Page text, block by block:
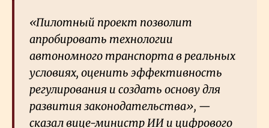
«Пилотный проект позволит
апробировать технологии
автономного транспорта в реальных
условиях, оценить эффективность
регулирования и создать основу для
развития законодательства», —
сказал вице-министр ИИ и цифрового